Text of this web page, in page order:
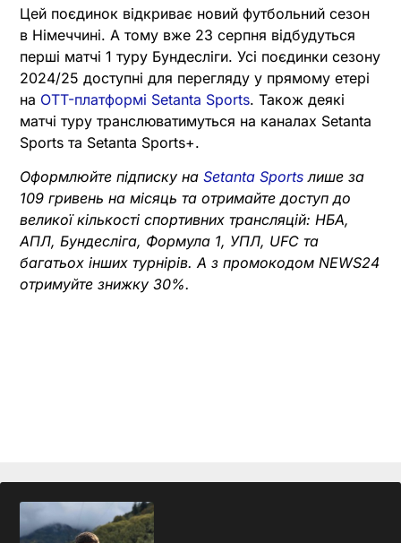
Цей поєдинок відкриває новий футбольний сезон
в Німеччині. А тому вже 23 серпня відбудуться
перші матчі 1 туру Бундесліги. Усі поєдинки сезону
2024/25 доступні для перегляду у прямому етері
на OTT-платформі Setanta Sports. Також деякі
матчі туру транслюватимуться на каналах Setanta
Sports та Setanta Sports+.
Оформлюйте підписку на Setanta Sports лише за
109 гривень на місяць та отримайте доступ до
великої кількості спортивних трансляцій: НБА,
АПЛ, Бундесліга, Формула 1, УПЛ, UFC та
багатьох інших турнірів. А з промокодом NEWS24
отримуйте знижку 30%.